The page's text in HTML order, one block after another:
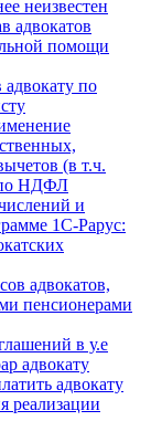
неизвестен
адвокатов
помощи
по
(в т.ч.
по НДФЛ
и
1С-Рарус:
адвокатов,
пенсионерами
в у.е
адвокату
адвокату
реализации